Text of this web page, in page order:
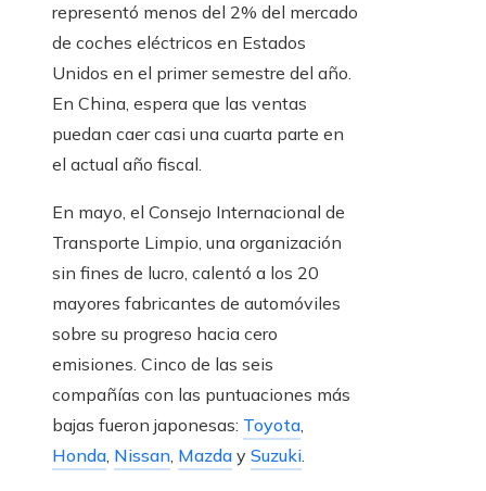
representó menos del 2% del mercado
de coches eléctricos en Estados
Unidos en el primer semestre del año.
En China, espera que las ventas
puedan caer casi una cuarta parte en
el actual año fiscal.
En mayo, el Consejo Internacional de
Transporte Limpio, una organización
sin fines de lucro, calentó a los 20
mayores fabricantes de automóviles
sobre su progreso hacia cero
emisiones. Cinco de las seis
compañías con las puntuaciones más
bajas fueron japonesas: Toyota,
Honda, Nissan, Mazda y Suzuki.